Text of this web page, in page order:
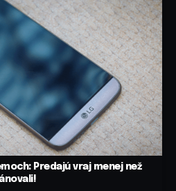
Predajú vraj menej než